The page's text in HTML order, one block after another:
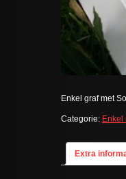
Enkel graf met
Categorie: Enkel
Extra